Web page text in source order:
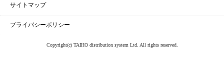
サイトマップ
プライバシーポリシー
Copyright(c) TAIHO distribution system Ltd. All rights reserved.